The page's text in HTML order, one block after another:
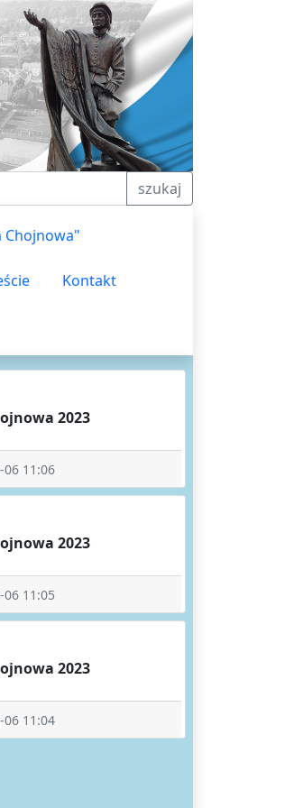
szukaj
Chojnowa"
Kontakt
2023
06 11:06
2023
06 11:05
2023
06 11:04